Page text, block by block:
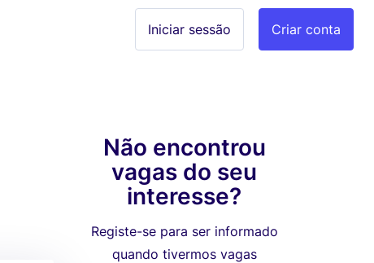
Criar conta
Iniciar sessão
Não encontrou
vagas do seu
interesse?
Registe-se para ser informado
quando tivermos vagas